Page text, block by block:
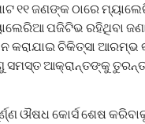
୧୧ ଜଣଙ୍କ ଠାରେ
ପଜିଟିଭ ରହିଥିବା
କରାଯାଇ ଚିକିତ୍ସା
ସମସ୍ତ ଆକ୍ରାନ୍ତଙ୍କୁ
ଔଷଧ କୋର୍ସ ଶେଷ